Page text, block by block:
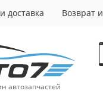
доставка Возврат
автозапчастей